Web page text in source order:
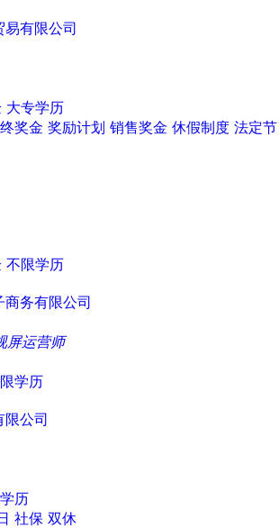
有限公司
大专学历
奖金 奖励计划 销售奖金 休假制度 法定节
不限学历
务有限公司
屏运营师
学历
限公司
历
社保 双休